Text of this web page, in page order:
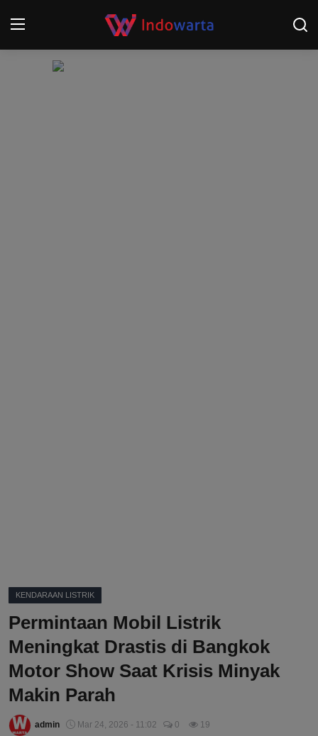
KENDARAAN LISTRIK
Permintaan Mobil Listrik
Meningkat Drastis di Bangkok
Motor Show Saat Krisis Minyak
Makin Parah
admin Mar 24, 2026 - 11:02 0 19